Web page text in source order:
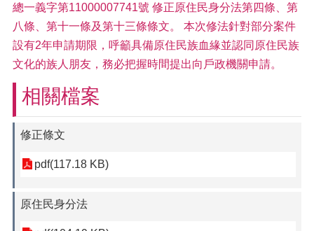
總一義字第11000007741號 修正原住民身分法第四條、第
八條、第十一條及第十三條條文。 本次修法針對部分案件
設有2年申請期限，呼籲具備原住民族血緣並認同原住民族
文化的族人朋友，務必把握時間提出向戶政機關申請。
相關檔案
修正條文
pdf(117.18 KB)
原住民身分法